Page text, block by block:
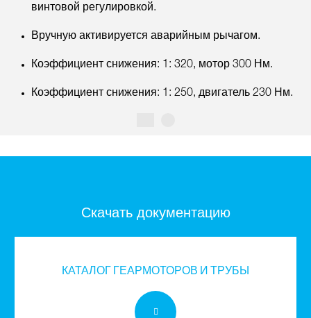
винтовой регулировкой.
Вручную активируется аварийным рычагом.
Коэффициент снижения: 1: 320, мотор 300 Нм.
Коэффициент снижения: 1: 250, двигатель 230 Нм.
Скачать документацию
КАТАЛОГ ГЕАРМОТОРОВ И ТРУБЫ